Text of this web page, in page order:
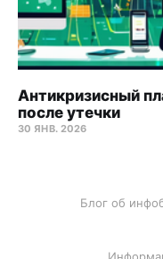
Антикризисный
после утечки
30 ЯНВ. 2026
Блог об